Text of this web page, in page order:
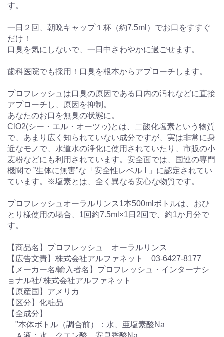
す。
一日２回、朝晩キャップ１杯（約7.5ml）でお口をすすぐ
だけ！
口臭を気にしないで、一日中さわやかに過ごせます。
歯科医院でも採用！口臭を根本からアプローチします。
プロフレッシュは口臭の原因である口内の汚れなどに直接
アプローチし、原因を抑制。
あなたのお口を無臭の状態に。
ClO2(シー・エル・オーツゥ)とは、二酸化塩素という物質
で、あまり広く知られていない成分ですが、実は非常に身
近なモノで、水道水の浄化に使用されていたり、市販の小
麦粉などにも利用されています。安全面では、国連の専門
機関で ”生体に無害”な「安全性レベル I 」に認定されてい
ています。※塩素とは、全く異なる安心な物質です。
プロフレッシュオーラルリンス1本500mlボトルは、おひ
とり様使用の場合、1回約7.5ml×1日2回で、約1か月分で
す。
【商品名】プロフレッシュ オーラルリンス
【広告文責】株式会社アルファネット 03-6427-8177
【メーカー名/輸入者名】プロフレッシュ・インターナシ
ョナル社/ 株式会社アルファネット
【原産国】アメリカ
【区分】化粧品
【全成分】
"本体ボトル（調合前）：水、亜塩素酸Na